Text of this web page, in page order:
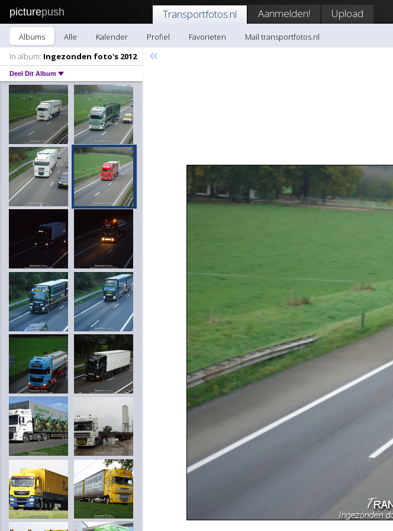
picturepush Transportfotos.nl Aanmelden! Upload
Albums Alle Kalender Profiel Favorieten
Mail transportfotos.nl
In album: Ingezonden foto's 2012
Deel Dit Album
«